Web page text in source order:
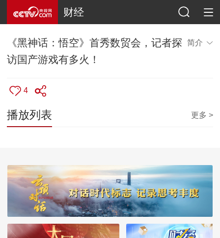
财经
《黑神话：悟空》首秀数贸会，记者探
访国产游戏有多火！
简介
4
播放列表 更多 >